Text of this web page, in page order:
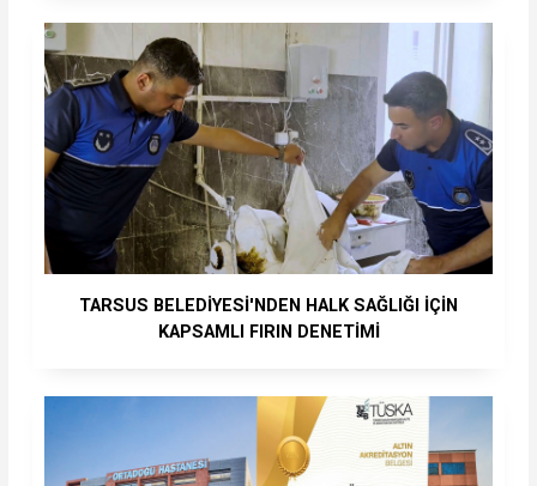
TARSUS BELEDİYESİ'NDEN HALK SAĞLIĞI İÇİN
KAPSAMLI FIRIN DENETİMİ